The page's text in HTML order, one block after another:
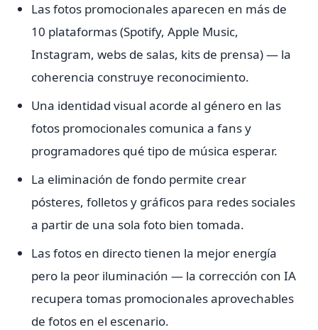
Las fotos promocionales aparecen en más de
10 plataformas (Spotify, Apple Music,
Instagram, webs de salas, kits de prensa) — la
coherencia construye reconocimiento.
Una identidad visual acorde al género en las
fotos promocionales comunica a fans y
programadores qué tipo de música esperar.
La eliminación de fondo permite crear
pósteres, folletos y gráficos para redes sociales
a partir de una sola foto bien tomada.
Las fotos en directo tienen la mejor energía
pero la peor iluminación — la corrección con IA
recupera tomas promocionales aprovechables
de fotos en el escenario.